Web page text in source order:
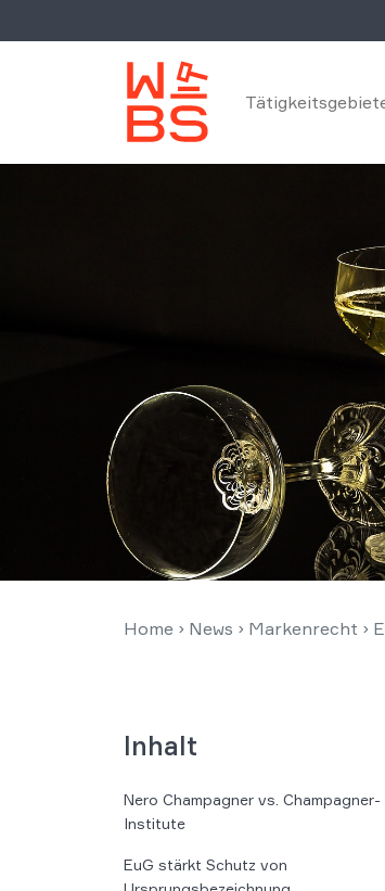
Home › News › Markenrecht ›
Inhalt
Nero Champagner vs. Champagner-
Institute
EuG stärkt Schutz von